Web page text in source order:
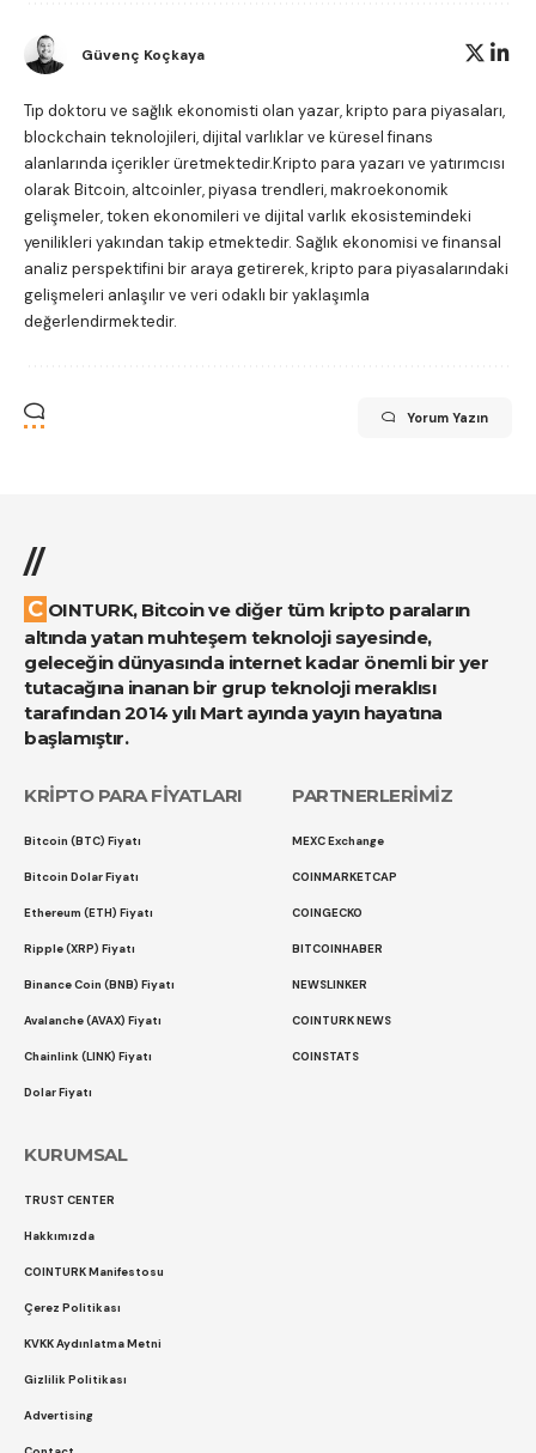
Güvenç Koçkaya
Tıp doktoru ve sağlık ekonomisti olan yazar, kripto para piyasaları,
blockchain teknolojileri, dijital varlıklar ve küresel finans
alanlarında içerikler üretmektedir.Kripto para yazarı ve yatırımcısı
olarak Bitcoin, altcoinler, piyasa trendleri, makroekonomik
gelişmeler, token ekonomileri ve dijital varlık ekosistemindeki
yenilikleri yakından takip etmektedir. Sağlık ekonomisi ve finansal
analiz perspektifini bir araya getirerek, kripto para piyasalarındaki
gelişmeleri anlaşılır ve veri odaklı bir yaklaşımla
değerlendirmektedir.
Yorum Yazın
//
COINTURK, Bitcoin ve diğer tüm kripto paraların
altında yatan muhteşem teknoloji sayesinde,
geleceğin dünyasında internet kadar önemli bir yer
tutacağına inanan bir grup teknoloji meraklısı
tarafından 2014 yılı Mart ayında yayın hayatına
başlamıştır.
KRİPTO PARA FİYATLARI
Bitcoin (BTC) Fiyatı
Bitcoin Dolar Fiyatı
Ethereum (ETH) Fiyatı
Ripple (XRP) Fiyatı
Binance Coin (BNB) Fiyatı
Avalanche (AVAX) Fiyatı
Chainlink (LINK) Fiyatı
Dolar Fiyatı
PARTNERLERİMİZ
MEXC Exchange
COINMARKETCAP
COINGECKO
BITCOINHABER
NEWSLINKER
COINTURK NEWS
COINSTATS
KURUMSAL
TRUST CENTER
Hakkımızda
COINTURK Manifestosu
Çerez Politikası
KVKK Aydınlatma Metni
Gizlilik Politikası
Advertising